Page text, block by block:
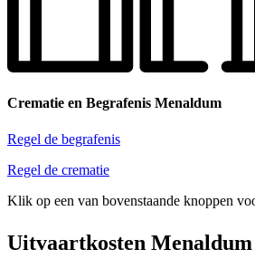
Crematie en Begrafenis Menaldum
Regel de begrafenis
Regel de crematie
Klik op een van bovenstaande knoppen
Uitvaartkosten Menaldum